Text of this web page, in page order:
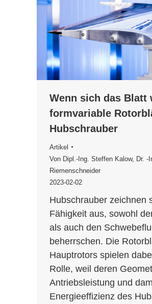
Wenn sich das Blatt
formvariable
Hubschrauber
Artikel
Von Dipl.-Ing. Steffen Kalow, Dr. -
Riemenschneider
2023-02-02
Hubschrauber zeichnen
Fähigkeit aus, sowohl
als auch den
beherrschen. Die
Hauptrotors spielen
Rolle, weil deren
Antriebsleistung und
Energieeffizienz des